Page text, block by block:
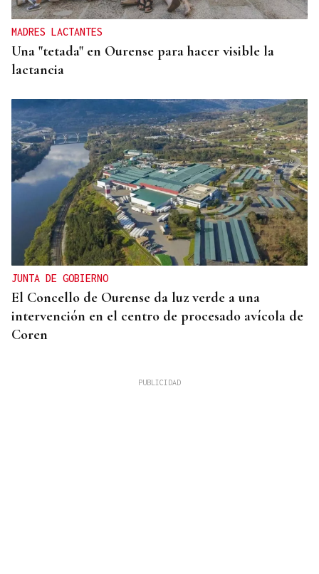
MADRES LACTANTES
Una "tetada" en Ourense para hacer visible la
lactancia
JUNTA DE GOBIERNO
El Concello de Ourense da luz verde a una
intervención en el centro de procesado avícola de
Coren